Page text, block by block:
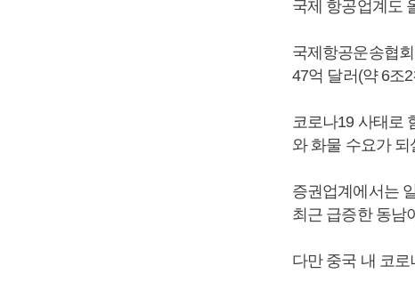
국제 항공업계도
국제항공운송협
47억 달러(약 6조
코로나19 사태로
와 화물 수요가
증권업계에서는
최근 급증한 동남
다만 중국 내 코